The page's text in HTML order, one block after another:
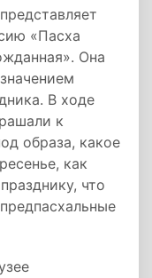
«Пасха
Она
В ходе
к
образа, какое
как
что